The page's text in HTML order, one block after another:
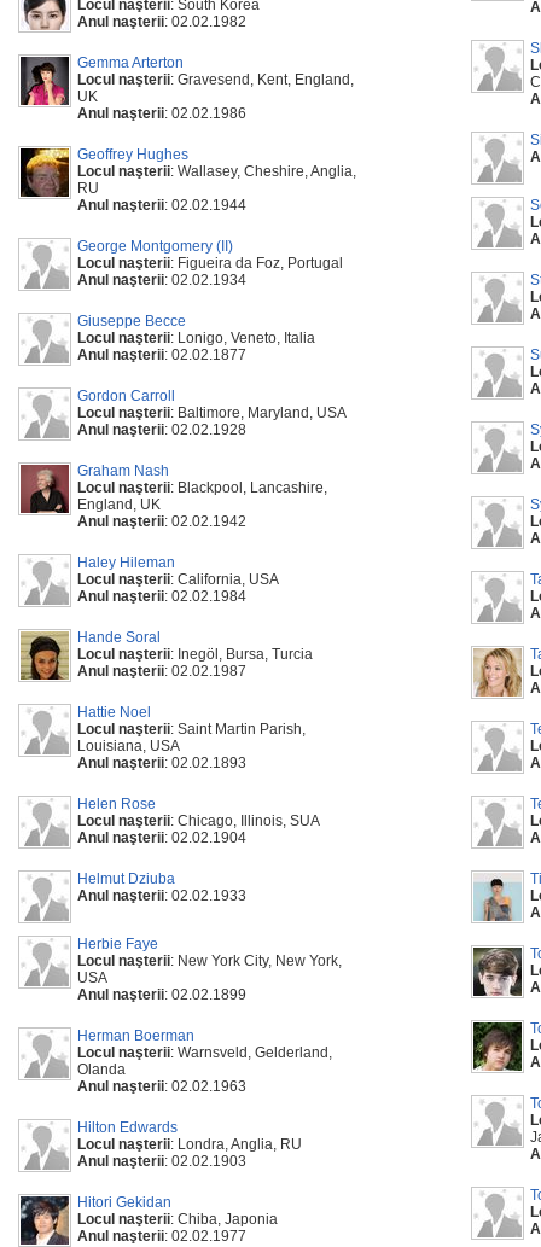
Locul naşterii: South Korea
Anul naşterii: 02.02.1982
Gemma Arterton
Locul naşterii: Gravesend, Kent, England,
UK
Anul naşterii: 02.02.1986
Geoffrey Hughes
Locul naşterii: Wallasey, Cheshire, Anglia,
RU
Anul naşterii: 02.02.1944
George Montgomery (II)
Locul naşterii: Figueira da Foz, Portugal
Anul naşterii: 02.02.1934
Giuseppe Becce
Locul naşterii: Lonigo, Veneto, Italia
Anul naşterii: 02.02.1877
Gordon Carroll
Locul naşterii: Baltimore, Maryland, USA
Anul naşterii: 02.02.1928
Graham Nash
Locul naşterii: Blackpool, Lancashire,
England, UK
Anul naşterii: 02.02.1942
Haley Hileman
Locul naşterii: California, USA
Anul naşterii: 02.02.1984
Hande Soral
Locul naşterii: Inegöl, Bursa, Turcia
Anul naşterii: 02.02.1987
Hattie Noel
Locul naşterii: Saint Martin Parish,
Louisiana, USA
Anul naşterii: 02.02.1893
Helen Rose
Locul naşterii: Chicago, Illinois, SUA
Anul naşterii: 02.02.1904
Helmut Dziuba
Anul naşterii: 02.02.1933
Herbie Faye
Locul naşterii: New York City, New York,
USA
Anul naşterii: 02.02.1899
Herman Boerman
Locul naşterii: Warnsveld, Gelderland,
Olanda
Anul naşterii: 02.02.1963
Hilton Edwards
Locul naşterii: Londra, Anglia, RU
Anul naşterii: 02.02.1903
Hitori Gekidan
Locul naşterii: Chiba, Japonia
Anul naşterii: 02.02.1977